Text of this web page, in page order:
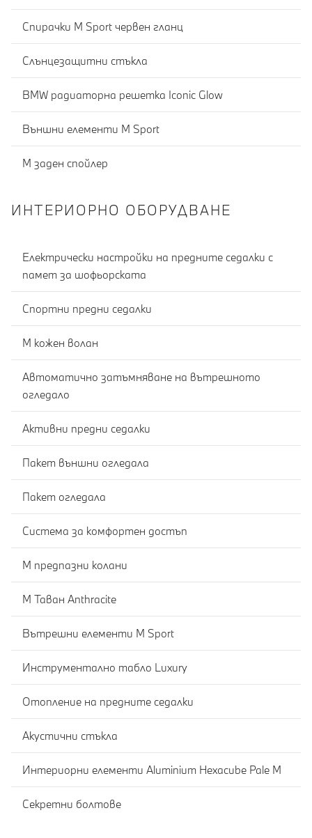
Спирачки M Sport червен гланц
Слънцезащитни стъкла
BMW радиаторна решетка Iconic Glow
Външни елементи M Sport
М заден спойлер
ИНТЕРИОРНО ОБОРУДВАНЕ
Електрически настройки на предните седалки с
памет за шофьорската
Спортни предни седалки
M кожен волан
Автоматично затъмняване на вътрешното
огледало
Активни предни седалки
Пакет външни огледала
Пакет огледала
Система за комфортен достъп
M предпазни колани
M Таван Anthracite
Вътрешни елементи M Sport
Инструментално табло Luxury
Отопление на предните седалки
Акустични стъкла
Интериорни елементи Aluminium Hexacube Pale M
Секретни болтове